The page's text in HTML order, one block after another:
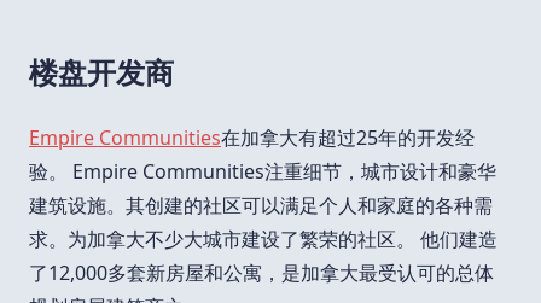
楼盘开发商
Empire Communities在加拿大有超过25年的开发经
验。 Empire Communities注重细节，城市设计和豪华
建筑设施。其创建的社区可以满足个人和家庭的各种需
求。为加拿大不少大城市建设了繁荣的社区。 他们建造
了12,000多套新房屋和公寓，是加拿大最受认可的总体